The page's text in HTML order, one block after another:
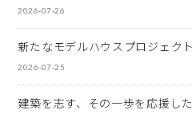
2026-07-26
新たなモデルハウスプロジェク
2026-07-25
建築を志す、その一歩を応援し